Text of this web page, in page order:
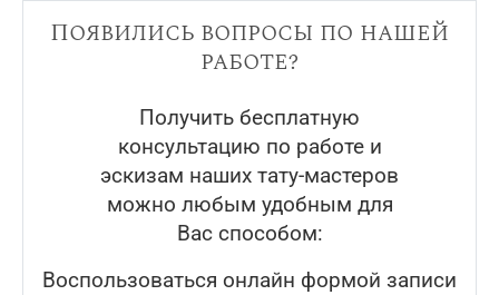
Появились вопросы по нашей
работе?
Получить бесплатную
консультацию по работе и
эскизам наших тату-мастеров
можно любым удобным для
Вас способом:
Воспользоваться онлайн формой записи